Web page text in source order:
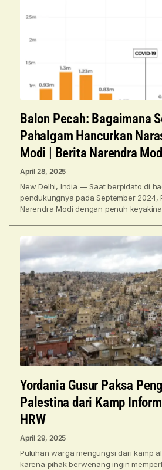
Balon Pecah: Bagaimana
Pahalgam Hancurkan
Modi | Berita Narendra
April 28, 2025
New Delhi, India — Saat berpidato di
pendukungnya pada September 2024,
Narendra Modi dengan penuh
Yordania Gusur Paksa
Palestina dari Kamp
HRW
April 29, 2025
Puluhan warga mengungsi dari kamp
karena pihak berwenang ingin